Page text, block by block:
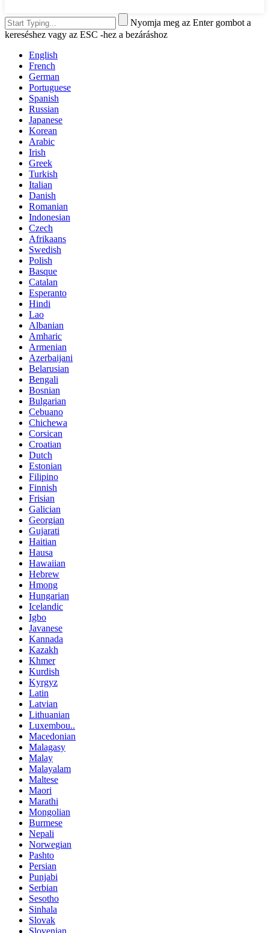
Nyomja meg az Enter gombot a
kereséshez vagy az ESC -hez a bezáráshoz
English
French
German
Portuguese
Spanish
Russian
Japanese
Korean
Arabic
Irish
Greek
Turkish
Italian
Danish
Romanian
Indonesian
Czech
Afrikaans
Swedish
Polish
Basque
Catalan
Esperanto
Hindi
Lao
Albanian
Amharic
Armenian
Azerbaijani
Belarusian
Bengali
Bosnian
Bulgarian
Cebuano
Chichewa
Corsican
Croatian
Dutch
Estonian
Filipino
Finnish
Frisian
Galician
Georgian
Gujarati
Haitian
Hausa
Hawaiian
Hebrew
Hmong
Hungarian
Icelandic
Igbo
Javanese
Kannada
Kazakh
Khmer
Kurdish
Kyrgyz
Latin
Latvian
Lithuanian
Luxembou..
Macedonian
Malagasy
Malay
Malayalam
Maltese
Maori
Marathi
Mongolian
Burmese
Nepali
Norwegian
Pashto
Persian
Punjabi
Serbian
Sesotho
Sinhala
Slovak